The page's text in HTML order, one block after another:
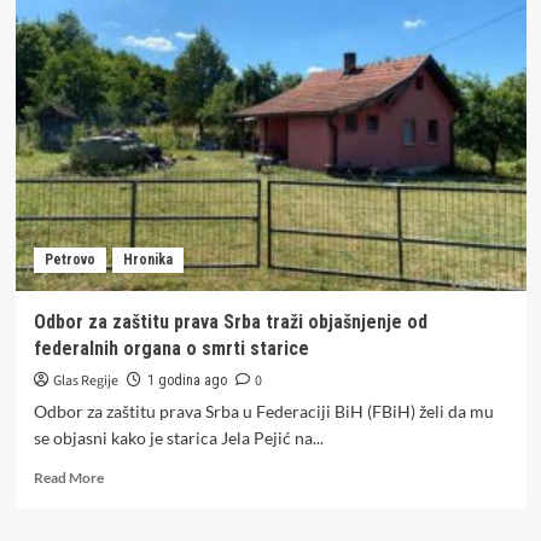
skuplja
21
vrsta
cigareta
u
BiH,
pročitajte
spisak
(FOTO)
Petrovo Hronika
Odbor za zaštitu prava Srba traži objašnjenje od
federalnih organa o smrti starice
Glas Regije 1 godina ago
0
Odbor za zaštitu prava Srba u Federaciji BiH (FBiH) želi da mu
se objasni kako je starica Jela Pejić na...
Read MoreRead